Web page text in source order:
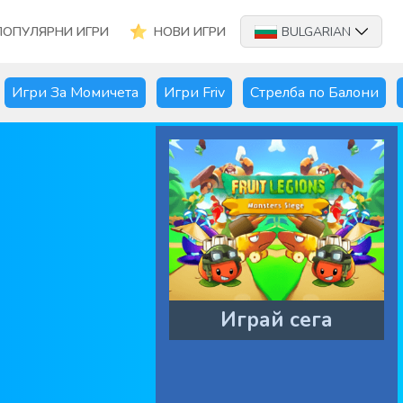
ИГРИ НОВИ ИГРИ BULGARIAN
Игри За Момичета Игри Friv Стрелба по Балони
Играй сега